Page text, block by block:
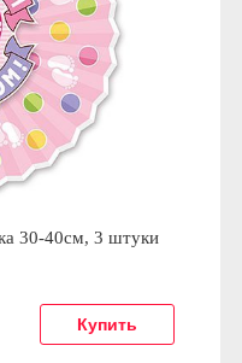
40см, 3 штуки